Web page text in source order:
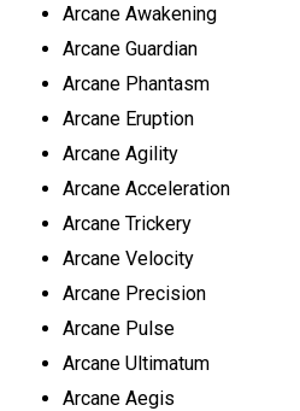
Arcane Awakening
Arcane Guardian
Arcane Phantasm
Arcane Eruption
Arcane Agility
Arcane Acceleration
Arcane Trickery
Arcane Velocity
Arcane Precision
Arcane Pulse
Arcane Ultimatum
Arcane Aegis